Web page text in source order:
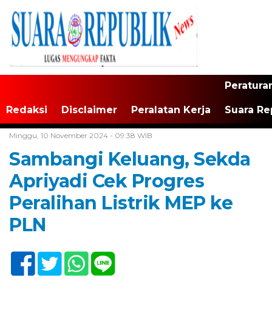
Redaksi Disclaimer Peralatan Kerja Suara
Minggu, 10 November 2024 - 09:38 WIB
Sambangi Keluang, Sekda
Apriyadi Cek Progres
Peralihan Listrik MEP ke
PLN